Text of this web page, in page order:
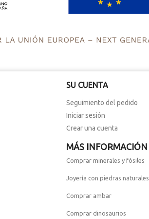
SU CUENTA
Seguimiento del pedido
Iniciar sesión
Crear una cuenta
MÁS INFORMACIÓN
Comprar minerales y fósiles
Joyería con piedras naturales
Comprar ambar
Comprar dinosaurios